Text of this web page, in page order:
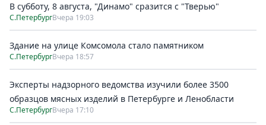
В субботу, 8 августа, "Динамо" сразится с "Тверью"
С.ПетербургВчера 19:03
Здание на улице Комсомола стало памятником
С.ПетербургВчера 18:57
Эксперты надзорного ведомства изучили более 3500
образцов мясных изделий в Петербурге и Ленобласти
С.ПетербургВчера 17:10